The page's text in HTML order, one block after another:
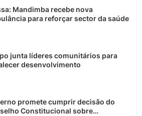
Mandimba recebe nova
para reforçar sector da saúde
junta líderes comunitários para
desenvolvimento
promete cumprir decisão do
Constitucional sobre